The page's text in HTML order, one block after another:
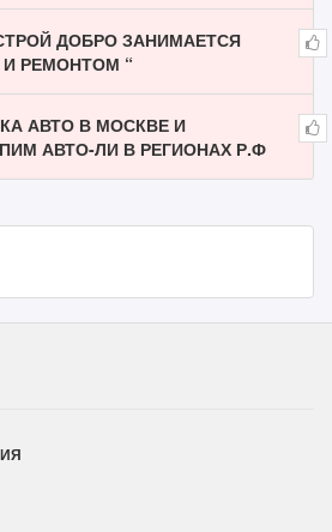
ДОБРО ЗАНИМАЕТСЯ
РЕМОНТОМ “
АВТО В МОСКВЕ И
АВТО-ЛИ В РЕГИОНАХ Р.Ф